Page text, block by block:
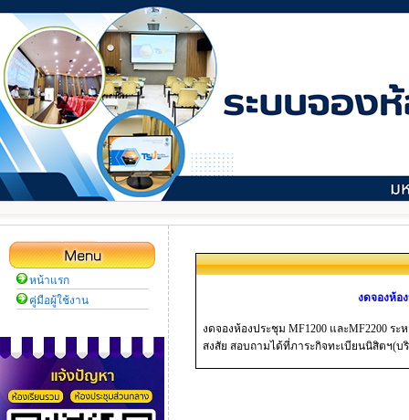
หน้าแรก
คู่มือผู้ใช้งาน
งดจองห้อ
งดจองห้องประชุม MF1200 และMF2200
สงสัย สอบถามได้ที่ภาระกิจทะเบียนนิสิตฯ(บ